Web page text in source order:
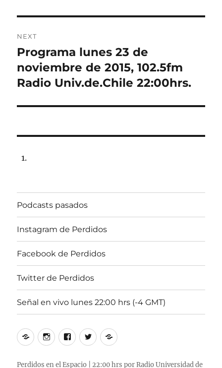
NEXT
Next
post:
Programa lunes 23 de
noviembre de 2015, 102.5fm
Radio Univ.de.Chile 22:00hrs.
Podcasts pasados
Instagram de Perdidos
Facebook de Perdidos
Twitter de Perdidos
Señal en vivo lunes 22:00 hrs (-4 GMT)
PodcastsInstagram
Perdidos
Facebook
Perdidos
Twitter
Perdidos
Señal
vivo
Perdidos en el Espacio | 22:00 hrs por Radio Universidad de